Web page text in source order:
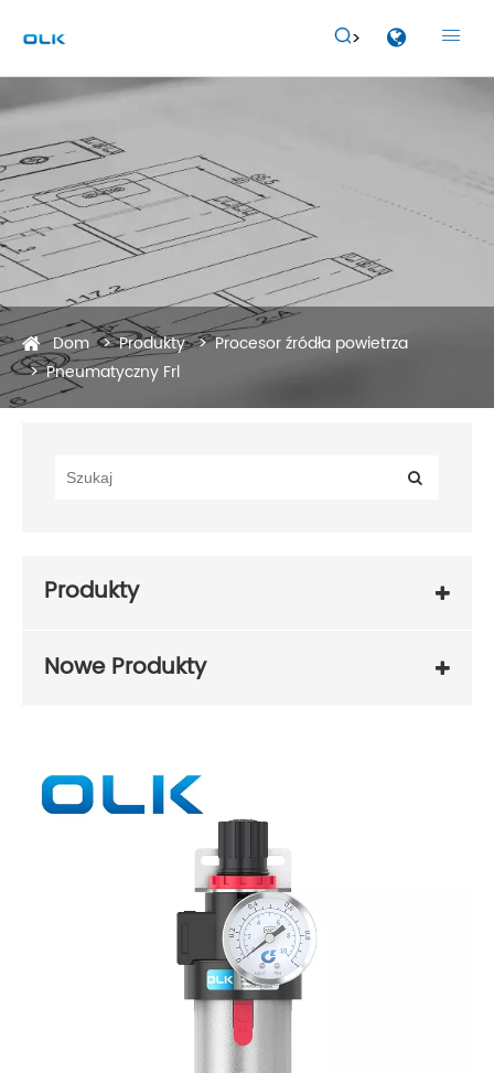
 
Dom Produkty
Procesor źródła powietrza
Pneumatyczny Frl
Produkty
Nowe Produkty